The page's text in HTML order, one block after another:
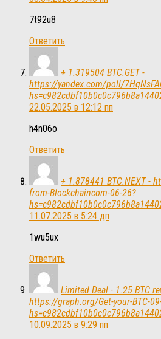
7t92u8
Ответить
+ 1.319504 BTC.GET -
https://yandex.com/poll/
22.05.2025 в 12:12 пп
h4n06o
Ответить
+ 1.878441 BTC.NEXT -
from-Blockchaincom-06-26?
11.07.2025 в 5:24 дп
1wu5ux
Ответить
Limited Deal - 1.25 BTC
https://graph.org/Get-your-BTC-
10.09.2025 в 9:29 пп